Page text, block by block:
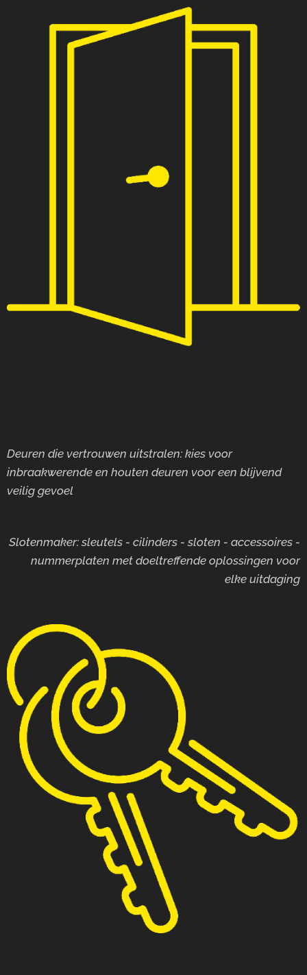
Deuren die vertrouwen uitstralen: kies voor
inbraakwerende en houten deuren vooreen blijvend
veilig gevoel
Slotenmaker: sleutels - cilinders - sloten - accessoires -
nummerplaten met doeltreffende oplossingen voor
elke uitdaging